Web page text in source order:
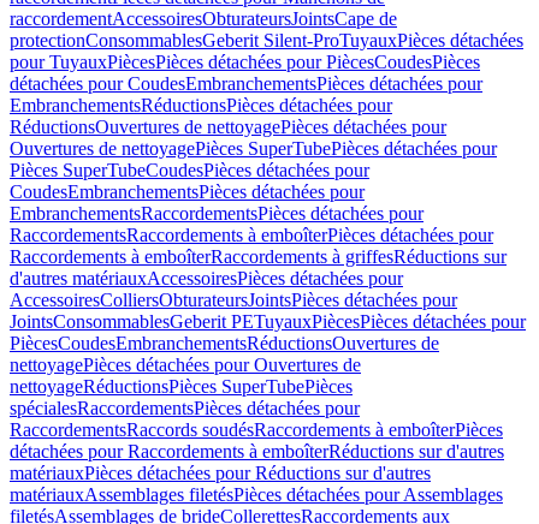
raccordementAccessoiresObturateursJointsCape de
protectionConsommablesGeberit Silent-ProTuyauxPièces détachées
pour TuyauxPiècesPièces détachées pour PiècesCoudesPièces
détachées pour CoudesEmbranchementsPièces détachées pour
EmbranchementsRéductionsPièces détachées pour
RéductionsOuvertures de nettoyagePièces détachées pour
Ouvertures de nettoyagePièces SuperTubePièces détachées pour
Pièces SuperTubeCoudesPièces détachées pour
CoudesEmbranchementsPièces détachées pour
EmbranchementsRaccordementsPièces détachées pour
RaccordementsRaccordements à emboîterPièces détachées pour
Raccordements à emboîterRaccordements à griffesRéductions sur
d'autres matériauxAccessoiresPièces détachées pour
AccessoiresColliersObturateursJointsPièces détachées pour
JointsConsommablesGeberit PETuyauxPiècesPièces détachées pour
PiècesCoudesEmbranchementsRéductionsOuvertures de
nettoyagePièces détachées pour Ouvertures de
nettoyageRéductionsPièces SuperTubePièces
spécialesRaccordementsPièces détachées pour
RaccordementsRaccords soudésRaccordements à emboîterPièces
détachées pour Raccordements à emboîterRéductions sur d'autres
matériauxPièces détachées pour Réductions sur d'autres
matériauxAssemblages filetésPièces détachées pour Assemblages
filetésAssemblages de brideCollerettesRaccordements aux